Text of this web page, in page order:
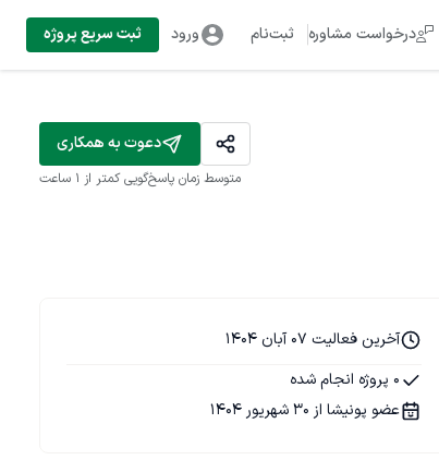
درخواست مشاوره ثبت‌نام ورود ثبت سریع پروژه
دعوت به همکاری
متوسط زمان پاسخ‌گویی کمتر از 1 ساعت
آخرین فعالیت 07 آبان 1404
0 پروژه انجام شده
عضو پونیشا از 30 شهریور 1404